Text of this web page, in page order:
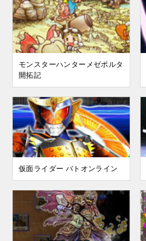
モンスターハンターメゼポルタ
開拓記
仮面ライダー バトオンライン